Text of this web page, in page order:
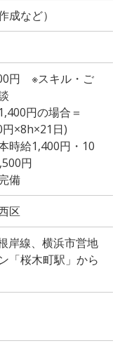
成など）
円 ※スキル・ご
円の場合＝
×8h×21日)
時給1,400円・10
円
備
区
岸線、横浜市営地
「桜木町駅」から